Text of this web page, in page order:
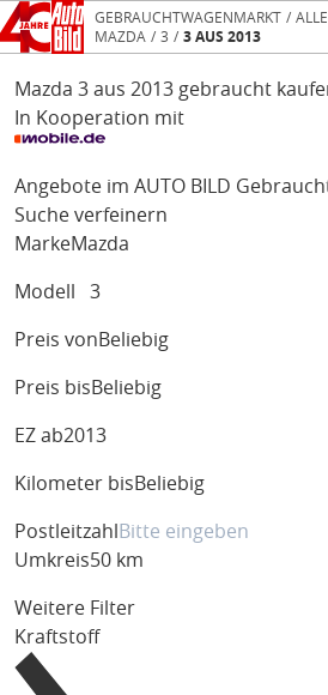
GEBRAUCHTWAGENMARKT
MAZDA
3 3 AUS 2013
Mazda 3 aus 2013 gebraucht
In Kooperation mit
Angebote im AUTO BILD
Suche verfeinern
MarkeMazda
Modell 3
Preis von Beliebig
Preis bis Beliebig
EZ ab2013
Kilometer bis Beliebig
Postleitzahl
Umkreis50 km
Weitere Filter
Kraftstoff